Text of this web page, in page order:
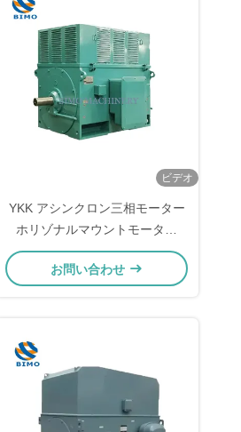
ビデオ
YKK アシンクロン三相モーター
ホリゾナルマウントモーター
6000V 800KW
お問い合わせ